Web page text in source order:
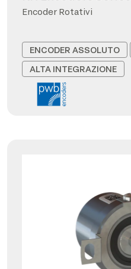
Encoder Rotativi
ENCODER ASSOLUTO
ALTA INTEGRAZIONE